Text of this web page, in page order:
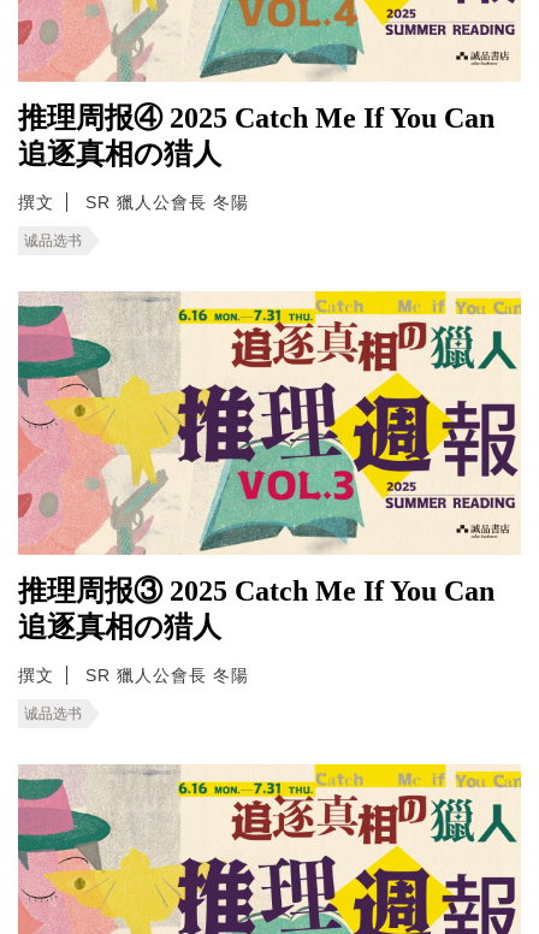
推理周报④ 2025 Catch Me If You Can
追逐真相の猎人
撰文 SR 獵人公會長 冬陽
诚品选书
推理周报③ 2025 Catch Me If You Can
追逐真相の猎人
撰文 SR 獵人公會長 冬陽
诚品选书